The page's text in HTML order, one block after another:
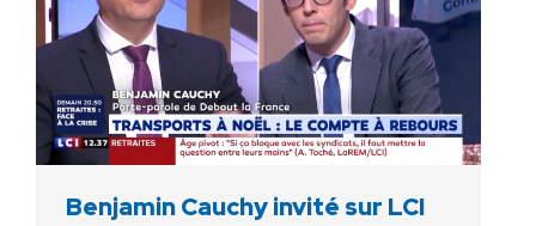
Benjamin Cauchy invité sur LCI